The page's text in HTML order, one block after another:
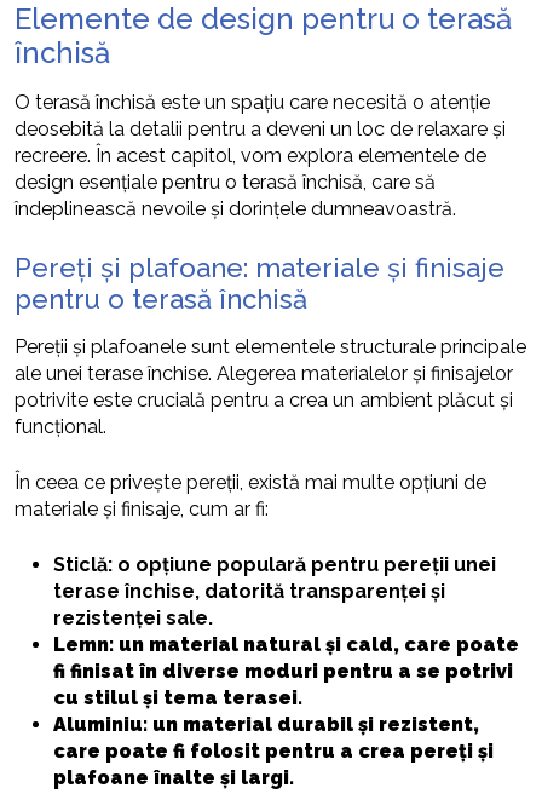
Elemente de design pentru o terasă
închisă
O terasă închisă este un spațiu care necesită o atenție
deosebită la detalii pentru a deveni un loc de relaxare și
recreere. În acest capitol, vom explora elementele de
design esențiale pentru o terasă închisă, care să
îndeplinească nevoile și dorințele dumneavoastră.
Pereți și plafoane: materiale și finisaje
pentru o terasă închisă
Pereții și plafoanele sunt elementele structurale principale
ale unei terase închise. Alegerea materialelor și finisajelor
potrivite este crucială pentru a crea un ambient plăcut și
funcțional.
În ceea ce privește pereții, există mai multe opțiuni de
materiale și finisaje, cum ar fi:
Sticlă: o opțiune populară pentru pereții unei
terase închise, datorită transparenței și
rezistenței sale.
Lemn: un material natural și cald, care poate
fi finisat în diverse moduri pentru a se potrivi
cu stilul și tema terasei.
Aluminiu: un material durabil și rezistent,
care poate fi folosit pentru a crea pereți și
plafoane înalte și largi.